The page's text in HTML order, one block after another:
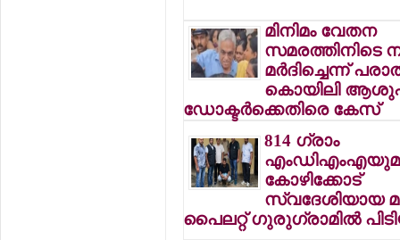
മിനിമം വേതന
സമരത്തിനിടെ
മര്‍ദിച്ചെന്ന്
കൊയിലി
ഡോക്ടര്‍ക്കെതിരെ കേസ്
814 ഗ്രാം
കോഴിക്കോട്
സ്വദേശിയായ
പൈലറ്റ് ഗുരുഗ്രാമില്‍